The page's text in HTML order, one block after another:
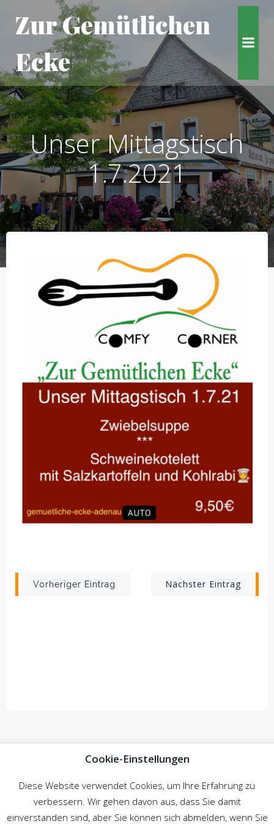
Inhalt
springen
Zur Gemütlichen
Ecke
Unser Mittagstisch
1.7.2021
Beitragsnavigation
Vorheriger Eintrag Nächster Eintrag
© 2026 Zur Gemütlichen Ecke. Created for free using
WordPress andColibri
Cookie-Einstellungen
Diese Website verwendet Cookies, um Ihre Erfahrung zu
verbessern. Wir gehen davon aus, dass Sie damit
einverstanden sind, aber Sie können sich abmelden, wenn Sie